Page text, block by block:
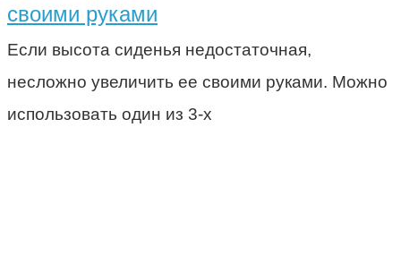
своими руками
Если высота сиденья недостаточная,
несложно увеличить ее своими руками. Можно
использовать один из 3-х